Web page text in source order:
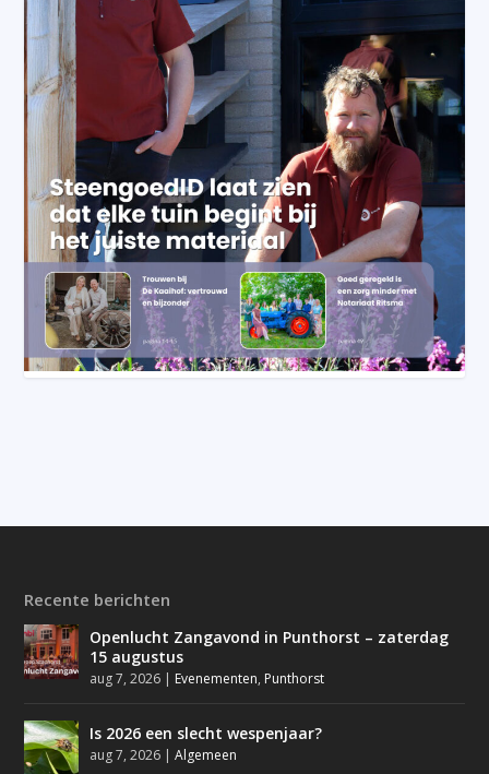
Recente berichten
Openlucht Zangavond in Punthorst – zaterdag
15 augustus
aug 7, 2026 | Evenementen, Punthorst
Is 2026 een slecht wespenjaar?
aug 7, 2026 |Algemeen